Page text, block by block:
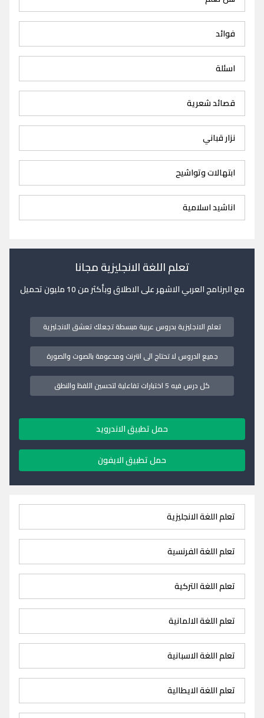
فوائد
اسئلة
قصائد شعرية
نزار قباني
ابتهالات وتواشيح
اناشيد اسلامية
تعلم اللغة الانجليزية مجانا
مع البرنامج العربي الاشهر على الاطلاق وبأكثر من 10 مليون تحميل
تعلم الانجليزية بدروس عربية مبسطة تجعلك تعشق الانجليزية
جميع الدروس لا تحتاج الى انترنت ومدعومة بالصوت والصورة
كل درس فيه 5 اختبارات تفاعلية لتحسين اللفظ والنطق
حمل تطبيق الاندرويد
حمل تطبيق الايفون
تعلم اللغة الانجليزية
تعلم اللغة الفرنسية
تعلم اللغة التركية
تعلم اللغة الالمانية
تعلم اللغة الاسبانية
تعلم اللغة الايطالية